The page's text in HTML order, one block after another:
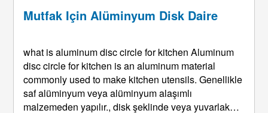
Mutfak Için Alüminyum Disk Daire
what is aluminum disc circle for kitchen Aluminum
disc circle for kitchen is an aluminum material
commonly used to make kitchen utensils. Genellikle
saf alüminyum veya alüminyum alaşımlı
malzemeden yapılır., disk şeklinde veya yuvarlak